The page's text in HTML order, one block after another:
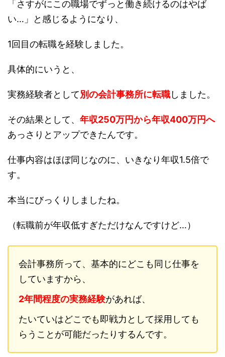
「さすがにこの職場でずっと働き続けるのはやば
い…」と感じるようになり、
1回目の転職を経験しました。
具体的にいうと、
実務経験者として別の会計事務所に転職しました。
その結果として、 年収250万円から年収400万円へ
あっさりとアップできたんです。
仕事内容はほぼ同じなのに、いきなり年収1.5倍で
す。
本当にびっくりしましたね。
（転職前が年収低すぎただけなんですけど…）
会計事務所って、基本的にどこも同じ仕事を
していますから、
2年間程度の実務経験があれば、
たいていはどこでも即戦力として採用しても
らうことが可能だったりするんです。